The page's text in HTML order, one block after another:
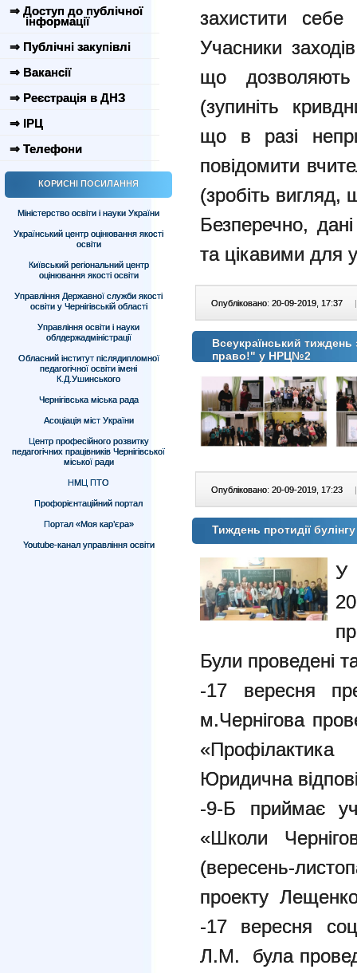
⇒ Доступ до публічної
інформації
⇒ Публічні закупівлі
⇒ Вакансії
⇒ Реєстрація в ДНЗ
⇒ ІРЦ
⇒ Телефони
КОРИСНІ ПОСИЛАННЯ
Міністерство освіти і науки України
Український центр оцінювання якості
освіти
Київський регіональний центр
оцінювання якості освіти
Управління Державної служби якості
освіти у Чернігівській області
Управління освіти і науки
облдержадміністрації
Обласний інститут післядипломної
педагогічної освіти імені
К.Д.Ушинського
Чернігівська міська рада
Асоціація міст України
Центр професійного розвитку
педагогічних працівників Чернігівської
міської ради
НМЦ ПТО
Профорієнтаційний портал
Портал «Моя кар’єра»
Youtube-канал управління освіти
захистити
Учасники
що
(зупиніть
що в разі
повідомити
(зробіть вигляд,
Безперечно,
та цікавими для
Опубліковано: 20-09-2019, 17:37 |
Всеукраїнський тиждень
право!" у НРЦ№2
Опубліковано: 20-09-2019, 17:23 |
Тиждень протидії
У
Були проведені
-17 вересня
м.Чернігова
Юридична
-9-Б приймає
«Школи
(вересень-
проекту
-17 вересня
Л.М. була